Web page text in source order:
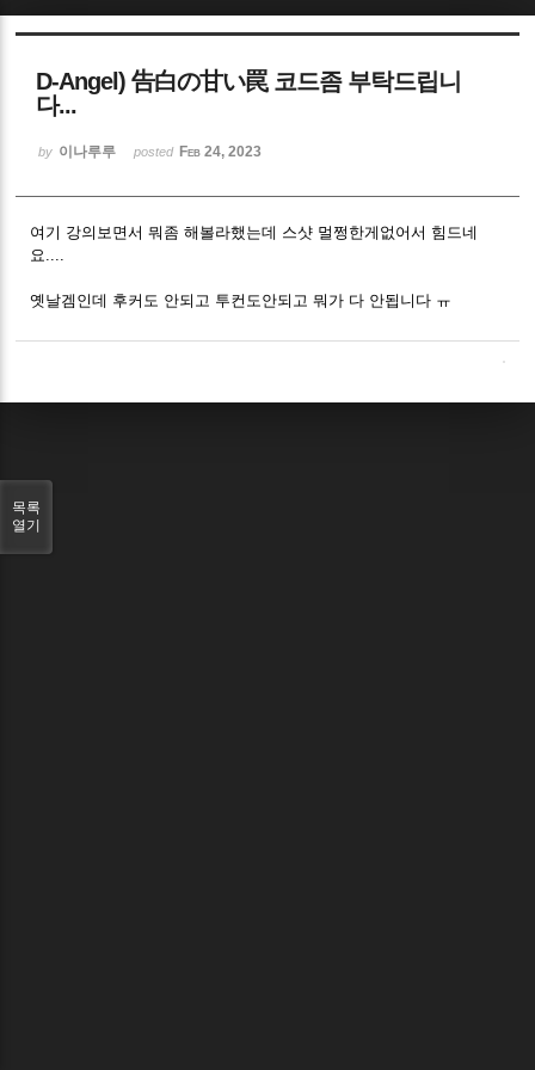
D-Angel) 告白の甘い罠 코드좀 부탁드립니
다...
by 이나루루 posted Feb 24, 2023
여기 강의보면서 뭐좀 해볼라했는데 스샷 멀쩡한게없어서 힘드네
요....
옛날겜인데 후커도 안되고 투컨도안되고 뭐가 다 안됩니다 ㅠ
목록
열기
Sketchbook5, 스케치북5
Sketchbook5, 스케치북5